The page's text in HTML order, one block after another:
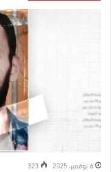
6 نوفمبر، 2025 323